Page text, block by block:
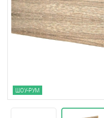
ШОУ-РУМ